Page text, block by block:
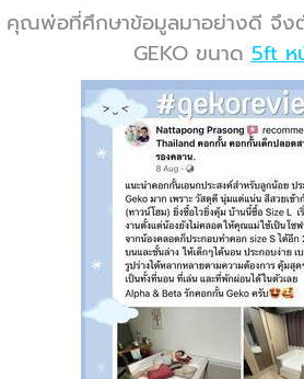
คุณพ่อที่ศึกษาข้อมูลมาอย่างดี จึง
GEKO ขนาด5ft ห